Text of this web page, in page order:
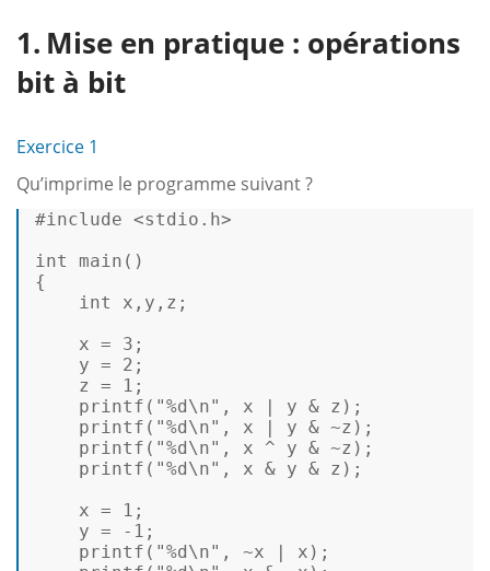
Mise en pratique : opérations
bit à bit
Exercice 1
Qu’imprime le programme suivant ?
#include <stdio.h>
int
main()
{
int
x , y ,z;
x = 3 ;
y = 2 ;
z =
1 ;
printf ( "%d\n" , x y & z);
printf ( "%d\n" , x y & ~z);
printf ( "%d\n" , x ^ y & ~z);
printf ( "%d\n" , x & y & z);
x = 1 ;
y = - 1 ;
printf ( "%d\n" , ~x x );